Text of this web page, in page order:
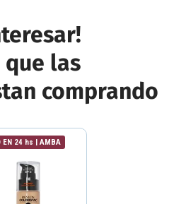
que las
comprando
EN 24 hs | AMBA